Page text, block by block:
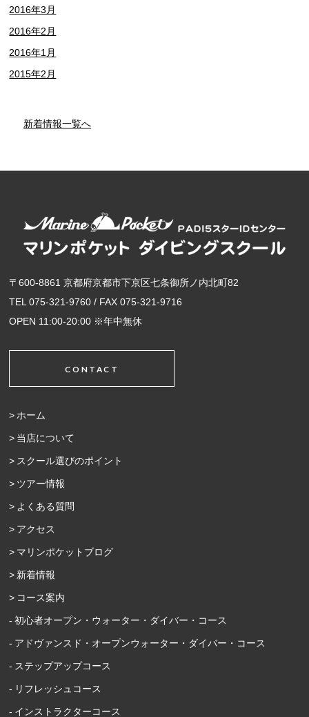
2016年3月
2016年2月
2016年1月
2015年2月
新着情報一覧へ
〒600-8861 京都府京都市下京区七条御所ノ内北町82
TEL 075-321-9760 / FAX 075-321-9716
OPEN 11:00-20:00 ※年中無休
CONTACT
ホーム
当店について
スクール選びのポイント
ツアー情報
よくある質問
アクセス
マリンポケットブログ
新着情報
コース案内
初心者オープン・ウォーター・ダイバー・コース
アドヴァンスド・オープンウォーター・ダイバー・コース
ステップアップコース
リフレッシュコース
インストラクターコース